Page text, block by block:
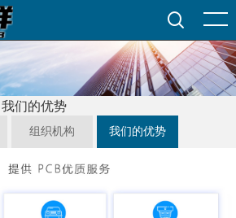
我们的优势
组织机构 我们的优势